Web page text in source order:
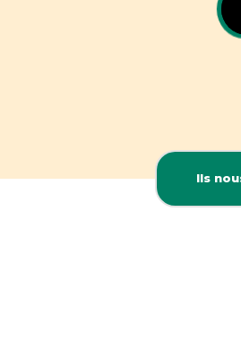
Ils